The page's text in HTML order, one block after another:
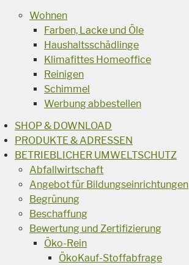
Wohnen
Farben, Lacke und Öle
Haushaltsschädlinge
Klimafittes Homeoffice
Reinigen
Schimmel
Werbung abbestellen
SHOP & DOWNLOAD
PRODUKTE & ADRESSEN
BETRIEBLICHER UMWELTSCHUTZ
Abfallwirtschaft
Angebot für Bildungseinrichtungen
Begrünung
Beschaffung
Bewertung und Zertifizierung
Öko-Rein
ÖkoKauf-Stoffabfrage